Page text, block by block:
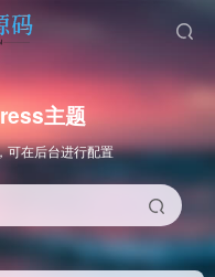
主题
可在后台进行配置